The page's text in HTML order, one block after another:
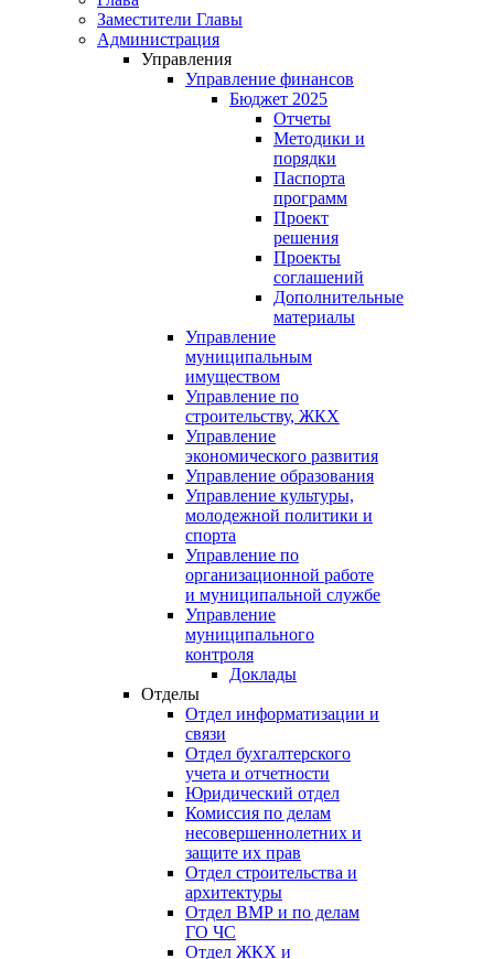
Заместители Главы
Администрация
Управления
Управление финансов
Бюджет 2025
Отчеты
Методики и
порядки
Паспорта
программ
Проект
решения
Проекты
соглашений
Дополнительные
материалы
Управление
муниципальным
имуществом
Управление по
строительству, ЖКХ
Управление
экономического развития
Управление образования
Управление культуры,
молодежной политики и
спорта
Управление по
организационной работе
и муниципальной службе
Управление
муниципального
контроля
Доклады
Отделы
Отдел информатизации и
связи
Отдел бухгалтерского
учета и отчетности
Юридический отдел
Комиссия по делам
несовершеннолетних и
защите их прав
Отдел строительства и
архитектуры
Отдел ВМР и по делам
ГО ЧС
Отдел ЖКХ и